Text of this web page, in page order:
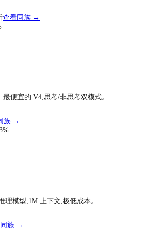
查看同族 →
最便宜的 V4,思考/非思考双模式。
族 →
%
理模型,1M 上下文,极低成本。
族 →